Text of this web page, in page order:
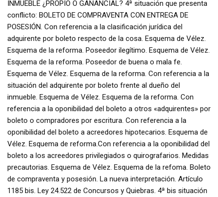
INMUEBLE ¿PROPIO O GANANCIAL? 4ª situación que presenta
conflicto: BOLETO DE COMPRAVENTA CON ENTREGA DE
POSESIÓN. Con referencia a la clasificación jurídica del
adquirente por boleto respecto de la cosa. Esquema de Vélez.
Esquema de la reforma. Poseedor ilegítimo. Esquema de Vélez.
Esquema de la reforma. Poseedor de buena o mala fe.
Esquema de Vélez. Esquema de la reforma. Con referencia a la
situación del adquirente por boleto frente al dueño del
inmueble. Esquema de Vélez. Esquema de la reforma. Con
referencia a la oponibilidad del boleto a otros «adquirentes» por
boleto o compradores por escritura. Con referencia a la
oponibilidad del boleto a acreedores hipotecarios. Esquema de
Vélez. Esquema de reforma.Con referencia a la oponibilidad del
boleto a los acreedores privilegiados o quirografarios. Medidas
precautorias. Esquema de Vélez. Esquema de la refoma. Boleto
de compraventa y posesión. La nueva interpretación. Artículo
1185 bis. Ley 24.522 de Concursos y Quiebras. 4ª bis situación